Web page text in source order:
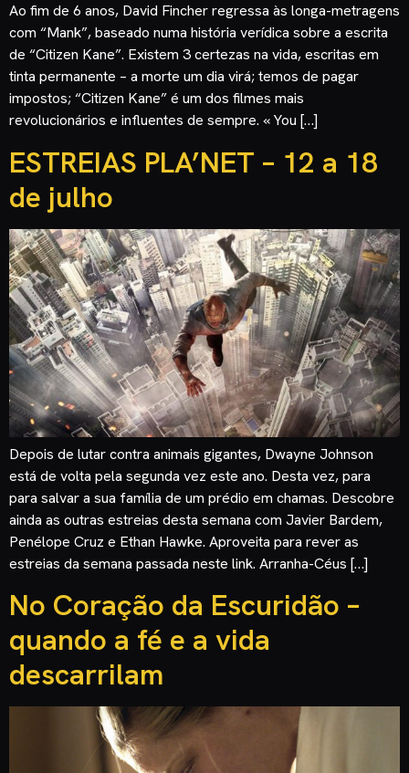
Ao fim de 6 anos, David Fincher regressa às longa-metragens
com “Mank”, baseado numa história verídica sobre a escrita
de “Citizen Kane”. Existem 3 certezas na vida, escritas em
tinta permanente – a morte um dia virá; temos de pagar
impostos; “Citizen Kane” é um dos filmes mais
revolucionários e influentes de sempre. « You […]
ESTREIAS PLA’NET – 12 a 18
de julho
Depois de lutar contra animais gigantes, Dwayne Johnson
está de volta pela segunda vez este ano. Desta vez, para
para salvar a sua família de um prédio em chamas. Descobre
ainda as outras estreias desta semana com Javier Bardem,
Penélope Cruz e Ethan Hawke. Aproveita para rever as
estreias da semana passada neste link. Arranha-Céus […]
No Coração da Escuridão –
quando a fé e a vida
descarrilam